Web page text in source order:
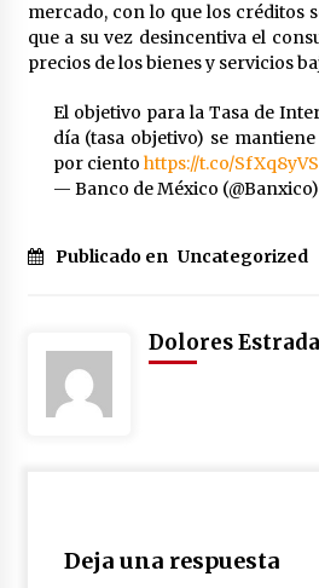
mercado, con lo que los créditos
que a su vez desincentiva el
precios de los bienes y servicios
El objetivo para la Tasa de
día (tasa objetivo) se
por ciento https://t.co/
— Banco de México (@Banxico)
Publicado en Uncategorized
Dolores Estrada
Deja una respuesta